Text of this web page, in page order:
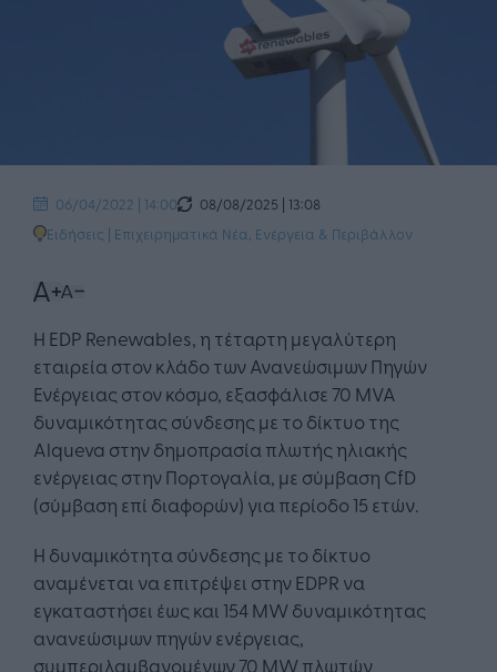
06/04/2022 | 14:00
08/08/2025 | 13:08
Ειδήσεις | Επιχειρηματικά Νέα Ενέργεια & Περιβάλλον
Η EDP Renewables, η τέταρτη μεγαλύτερη
εταιρεία στον κλάδο των Ανανεώσιμων Πηγών
Ενέργειας στον κόσμο, εξασφάλισε 70 MVA
δυναμικότητας σύνδεσης με το δίκτυο της
Alqueva στην δημοπρασία πλωτής ηλιακής
ενέργειας στην Πορτογαλία, με σύμβαση CfD
(σύμβαση επί διαφορών) για περίοδο 15 ετών.
Η δυναμικότητα σύνδεσης με το δίκτυο
αναμένεται να επιτρέψει στην EDPR να
εγκαταστήσει έως και 154 MW δυναμικότητας
ανανεώσιμων πηγών ενέργειας,
συμπεριλαμβανομένων 70 MW πλωτών